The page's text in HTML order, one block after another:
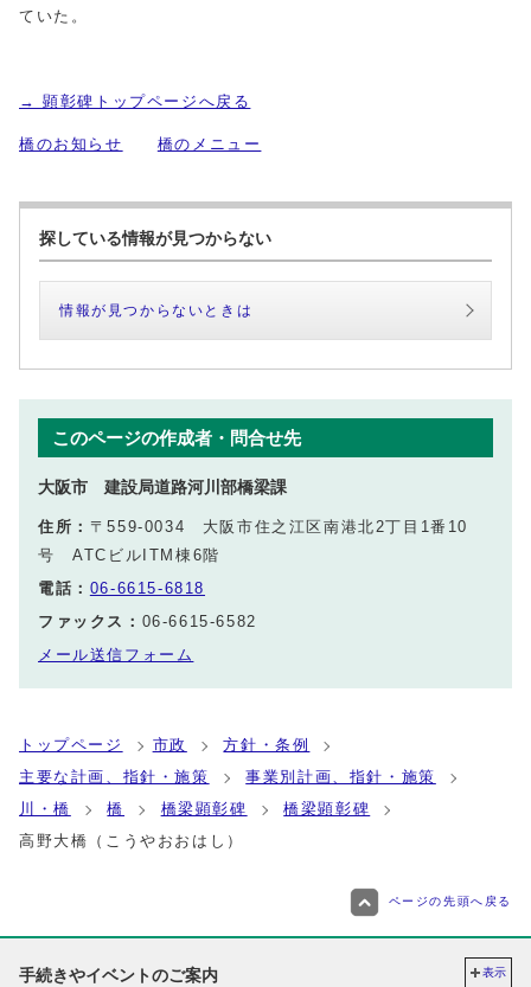
ていた。
→ 顕彰碑トップページへ戻る
橋のお知らせ 橋のメニュー
探している情報が見つからない
情報が見つからないときは
このページの作成者・問合せ先
大阪市 建設局道路河川部橋梁課
住所： 〒559-0034 大阪市住之江区南港北2丁目1番10
号 ATCビルITM棟6階
電話： 06-6615-6818
ファックス： 06-6615-6582
メール送信フォーム
トップページ 市政
方針・条例
主要な計画、指針・施策
事業別計画、指針・施策
川・橋
橋 橋梁顕彰碑
橋梁顕彰碑
高野大橋（こうやおおはし）
ページの先頭へ戻る
手続きやイベントのご案内 表示